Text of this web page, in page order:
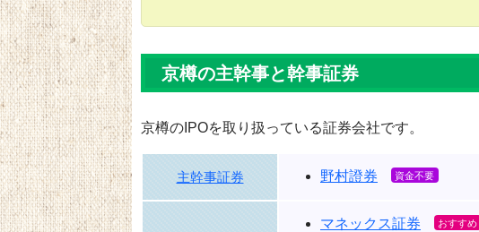
京樽の主幹事と幹事証券
京樽のIPOを取り扱っている証券会社です。
主幹事証券 野村證券
マネックス証券